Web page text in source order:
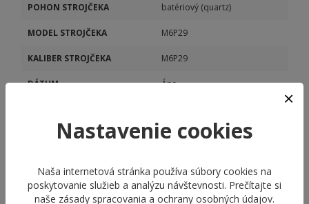
POHON STROJČEKA batériový (quartz)
MODEL STROJČEKA M6P29
KALIBER STROJČEKA M6P29
DÁTUM Áno
Nastavenie cookies
Naša internetová stránka používa súbory cookies na
poskytovanie služieb a analýzu návštevnosti. Prečítajte si
naše zásady spracovania a ochrany osobných údajov.